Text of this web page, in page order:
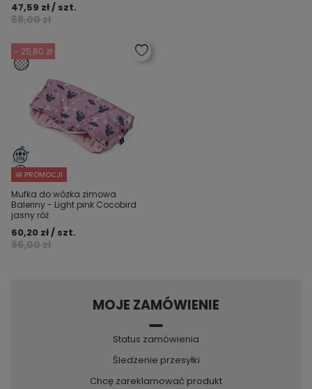
68,00 zł
47,59 zł / szt.
- 25,80 zł
W PROMOCJI
Mufka do wózka zimowa
Baleriny - Light pink Cocobird
jasny róż
86,00 zł
60,20 zł / szt.
MOJE ZAMÓWIENIE
Status zamówienia
Śledzenie przesyłki
Chcę zareklamować produkt